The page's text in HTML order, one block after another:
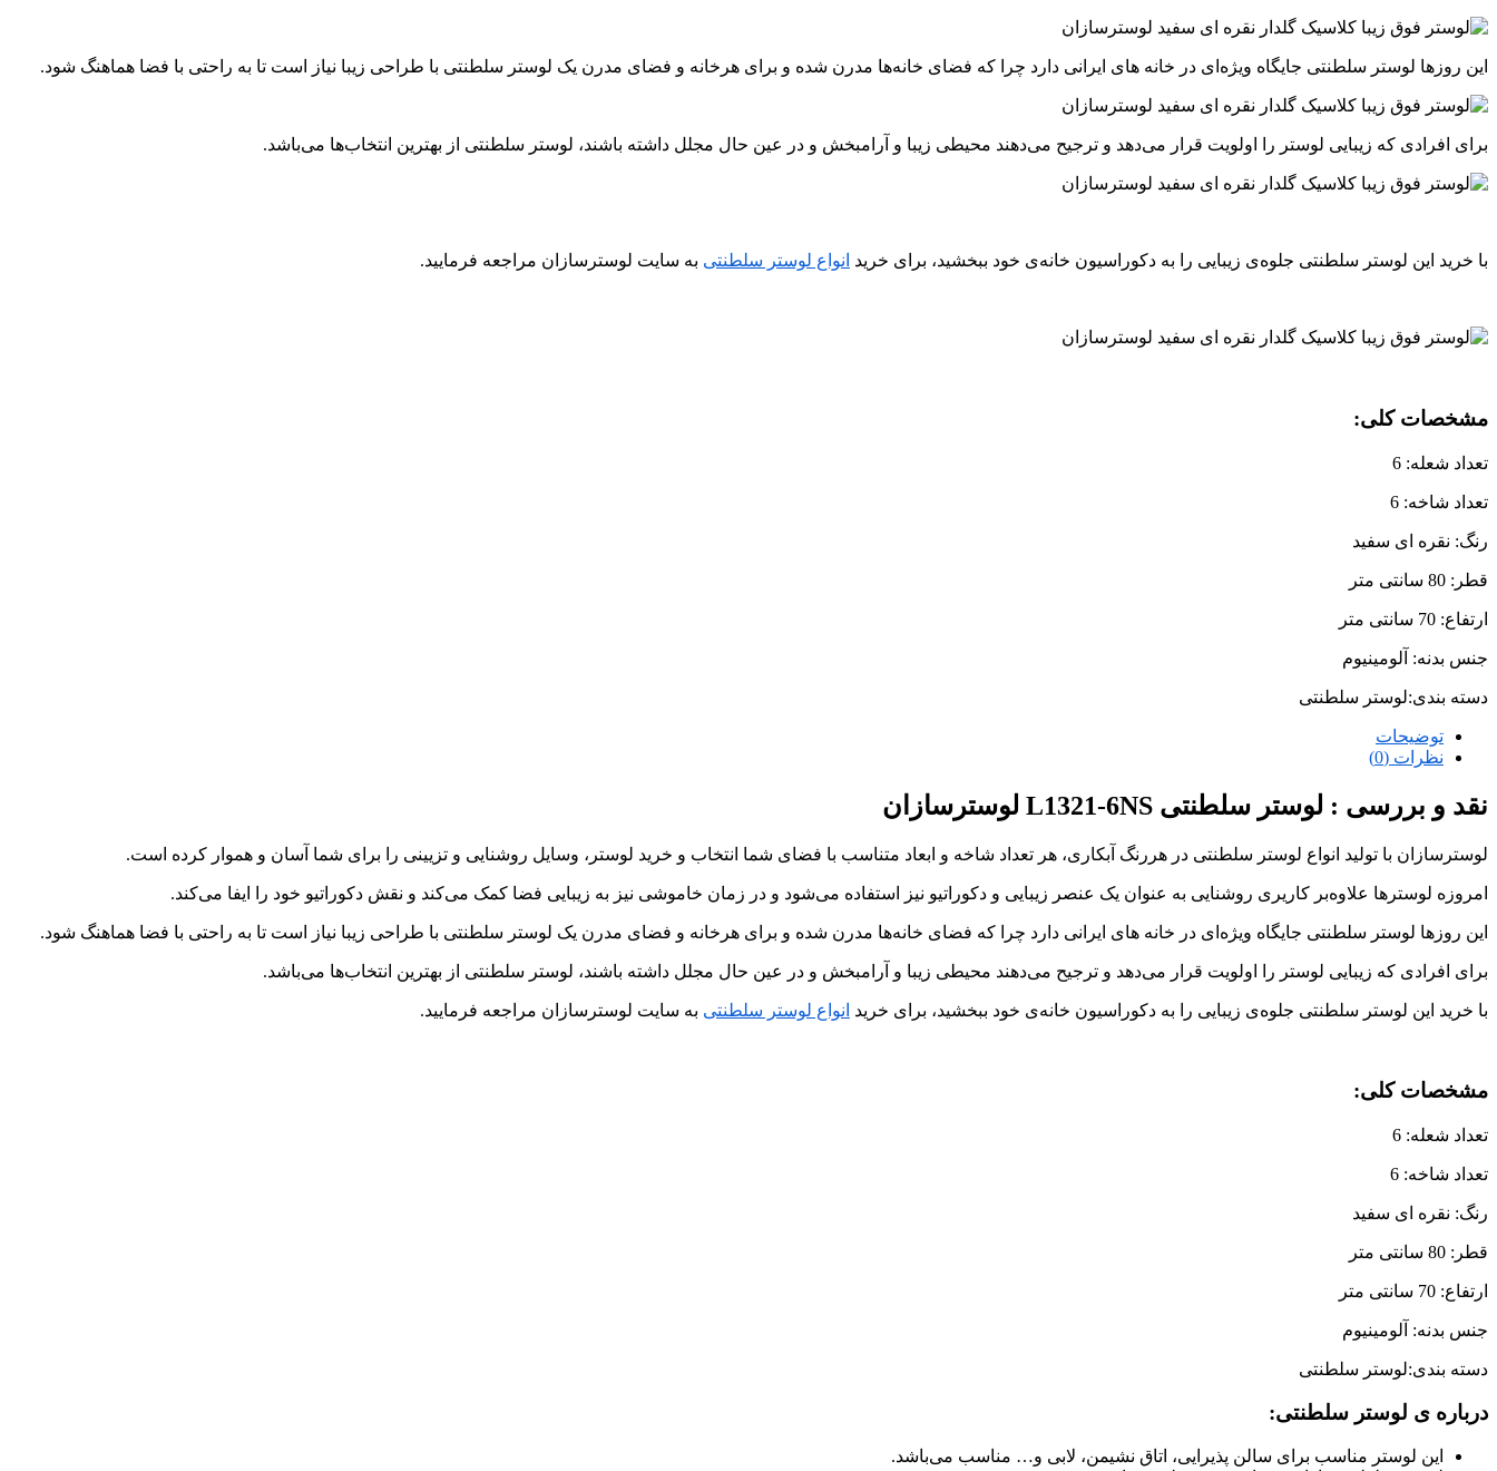
این روزها لوستر سلطنتی جایگاه ویژه‌ای در خانه های ایرانی دارد چرا که فضای خانه‌ها مدرن شده و برای هرخانه و فضای مدرن یک لوستر سلطنتی با طراحی زیبا نیاز است تا به راحتی با فضا هماهنگ شود.
برای افرادی که زیبایی لوستر را اولویت قرار می‌دهد و ترجیح می‌دهند محیطی زیبا و آرامبخش و در عین حال مجلل داشته باشند، لوستر سلطنتی از بهترین انتخاب‌ها می‌باشد.
با خرید این لوستر سلطنتی جلوه‌ی زیبایی را به دکوراسیون خانه‌ی خود ببخشید، برای خرید انواع لوستر سلطنتی به سایت لوسترسازان مراجعه فرمایید.
مشخصات کلی:
تعداد شعله: 6
تعداد شاخه: 6
رنگ: نقره ای سفید
قطر: 80 سانتی متر
ارتفاع: 70 سانتی متر
جنس بدنه: آلومینیوم
دسته بندی:لوستر سلطنتی
توضیحات
نظرات (0)
نقد و بررسی : لوستر سلطنتی L1321-6NS لوسترسازان
لوسترسازان با تولید انواع لوستر سلطنتی در هررنگ آبکاری، هر تعداد شاخه و ابعاد متناسب با فضای شما انتخاب و خرید لوستر، وسایل روشنایی و تزیینی را برای شما آسان و هموار کرده است.
امروزه لوسترها علاوه‌بر کاریری روشنایی به عنوان یک عنصر زیبایی و دکوراتیو نیز استفاده می‌شود و در زمان خاموشی نیز به زیبایی فضا کمک می‌کند و نقش دکوراتیو خود را ایفا می‌کند.
این روزها لوستر سلطنتی جایگاه ویژه‌ای در خانه های ایرانی دارد چرا که فضای خانه‌ها مدرن شده و برای هرخانه و فضای مدرن یک لوستر سلطنتی با طراحی زیبا نیاز است تا به راحتی با فضا هماهنگ شود.
برای افرادی که زیبایی لوستر را اولویت قرار می‌دهد و ترجیح می‌دهند محیطی زیبا و آرامبخش و در عین حال مجلل داشته باشند، لوستر سلطنتی از بهترین انتخاب‌ها می‌باشد.
با خرید این لوستر سلطنتی جلوه‌ی زیبایی را به دکوراسیون خانه‌ی خود ببخشید، برای خرید انواع لوستر سلطنتی به سایت لوسترسازان مراجعه فرمایید.
مشخصات کلی:
تعداد شعله: 6
تعداد شاخه: 6
رنگ: نقره ای سفید
قطر: 80 سانتی متر
ارتفاع: 70 سانتی متر
جنس بدنه: آلومینیوم
دسته بندی:لوستر سلطنتی
درباره ی لوستر سلطنتی:
این لوستر مناسب برای سالن پذیرایی، اتاق نشیمن، لابی و… مناسب می‌باشد.